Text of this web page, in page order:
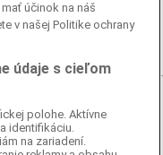
ďalšie šírenie
účinok na náš
v našej Politike ochrany
údaje s cieľom
polohe. Aktívne
identifikáciu.
na zariadení.